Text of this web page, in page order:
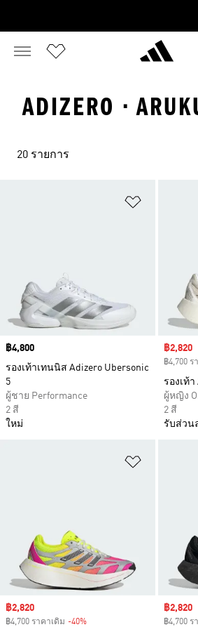
ADIZERO ·
20 รายการ
Price
฿4,800
รองเท้าเทนนิส Adizero Ubersonic
5
ผู้ชาย Performance
2 สี
ใหม่
Sale
฿2,820
฿4,700 ร
รองเท้า
ผู้หญิง
2 สี
รับส่วน
Sale price
฿2,820
฿4,700 ราคาเดิม -40%
Sale
฿2,820
฿4,700 ร